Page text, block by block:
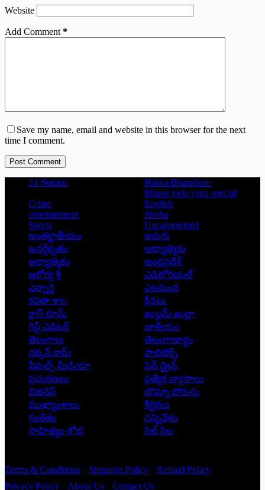
Website
Add Comment *
Save my name, email and website in this browser for the next
time I comment.
Post Comment
24 గంటలు
Balala Bharatham
Bharat jodo yatra special
Crime
English
entertainment
Shoba
Sports
Uncategorized
అంతర్జాతీయం
అరుగు
అవర్గీకృతం
ఆద్యాత్మికం
ఆధ్యాత్మికం
ఆంధ్రప్రదేశ్
ఆరోగ్య శ్రీ
ఎడిటోరియల్
ఎన్నారై
ఎలమంద
కవితా శాల
క్రీడలు
క్లాస్ రూమ్
ఖుల్లమ్ ఖుల్లా
గెస్ట్ ఎడిటర్
జాతీయం
తెలంగాణ
తెలంగాణార్థం
దక్కన్.కామ్
పాలిటిక్స్
పీపుల్స్ ‌మీడియా
పెన్ డ్రైవ్
ప్రచురణలు
ప్రత్యేక వ్యాసాలు
బిజినెస్
బొమ్మా బొరుసు
ముఖ్యాంశాలు
శీర్షికలు
సంకేతం
సన్నివేశం
సాహిత్యం-శోభ
సిల్ సిల
Terms & Conditions Shipping Policy
Refund Policy
Privacy Policy
About Us Contact Us